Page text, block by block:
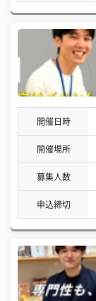
開催日時
開催場所
募集人数
申込締切